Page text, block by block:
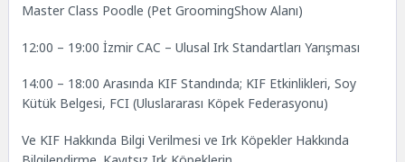
Master Class Poodle (Pet GroomingShow Alanı)
12:00 – 19:00 İzmir CAC – Ulusal Irk Standartları Yarışması
14:00 – 18:00 Arasında KIF Standında; KIF Etkinlikleri, Soy
Kütük Belgesi, FCI (Uluslararası Köpek Federasyonu)
Ve KIF Hakkında Bilgi Verilmesi ve Irk Köpekler Hakkında